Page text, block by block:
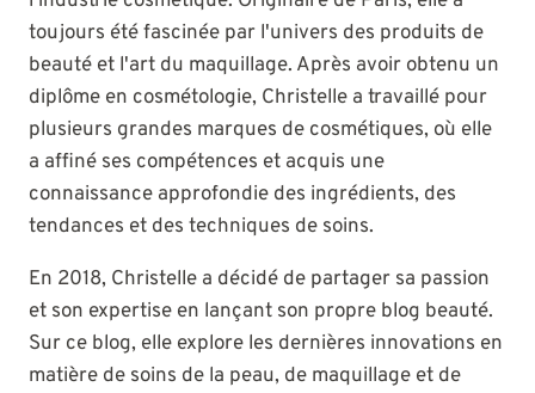
toujours été fascinée par l'univers des produits de
beauté et l'art du maquillage. Après avoir obtenu un
diplôme en cosmétologie, Christelle a travaillé pour
plusieurs grandes marques de cosmétiques, où elle
a affiné ses compétences et acquis une
connaissance approfondie des ingrédients, des
tendances et des techniques de soins.
En 2018, Christelle a décidé de partager sa passion
et son expertise en lançant son propre blog beauté.
Sur ce blog, elle explore les dernières innovations en
matière de soins de la peau, de maquillage et de